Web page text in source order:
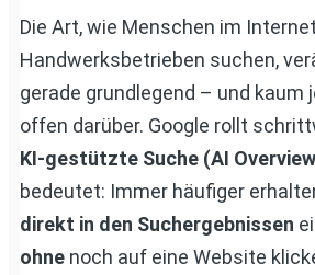
Die Art, wie Menschen im
Handwerksbetrieben suchen,
gerade grundlegend – und kaum
offen darüber. Google rollt
KI-gestützte Suche (AI
bedeutet: Immer häufiger
direkt in den Suchergebnissen
ohne noch auf eine Website